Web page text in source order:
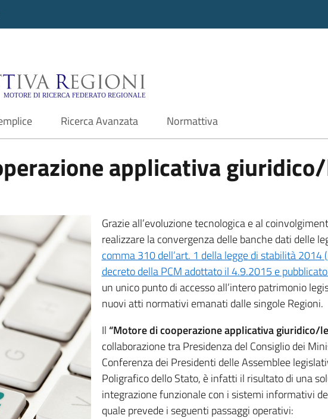
Regioni - Motore di
Ricerca Avanzata Normattiva
applicativa
Grazie all’evoluzione tecnologica e al
realizzare la convergenza delle banche dati delle
comma 310 dell’art. 1 della legge di stabilità
decreto della PCM adottato il 4.9.2015 e
un unico punto di accesso all’intero patrimonio
nuovi atti normativi emanati dalle singole Regioni.
Il “Motore di cooperazione applicativa giuridico/
collaborazione tra Presidenza del Consiglio dei
Conferenza dei Presidenti delle Assemblee
Poligrafico dello Stato, è infatti il risultato di una
integrazione funzionale con i sistemi informativi
quale prevede i seguenti passaggi operativi: